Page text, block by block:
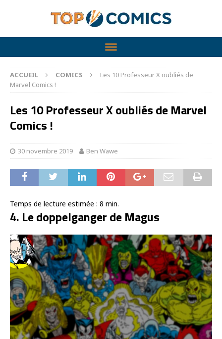
ACCUEIL COMICS
Les 10 Professeur X oubliés de
Marvel Comics !
Les 10 Professeur X oubliés de Marvel
Comics !
30 novembre 2019 Ben Wawe
Temps de lecture estimée : 8 min.
4. Le doppelganger de Magus